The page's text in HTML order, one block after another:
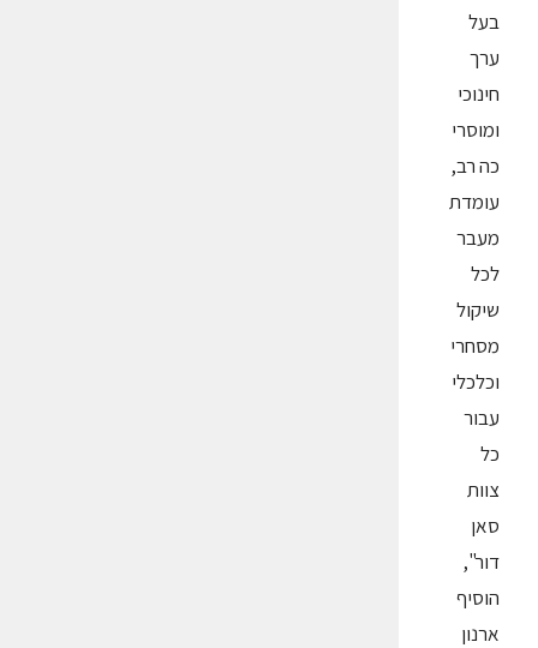
בעל
ערך
חינוכי
ומוסרי
כה רב,
עומדת
מעבר
לכל
שיקול
מסחרי
וכלכלי
עבור
כל
צוות
סאן
דור",
הוסיף
ארנון